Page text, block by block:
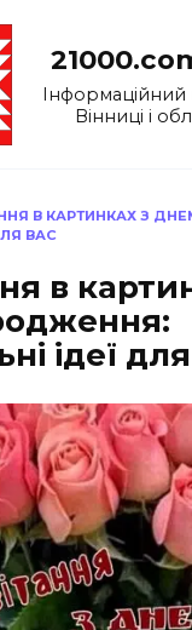
Інформаційний
Вінниці і
В КАРТИНКАХ З
ВАС
в
ідеї